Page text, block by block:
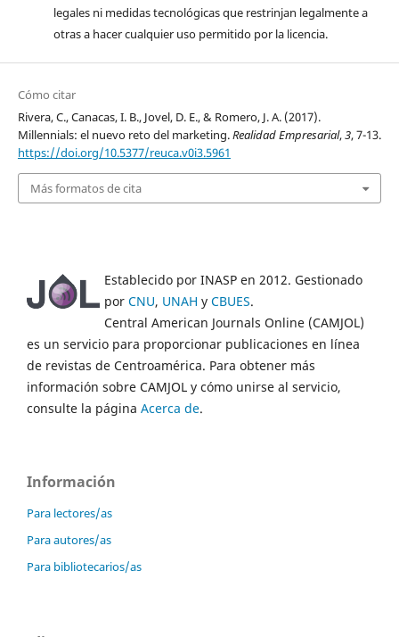
legales ni medidas tecnológicas que restrinjan legalmente a
otras a hacer cualquier uso permitido por la licencia.
Cómo citar
Rivera, C., Canacas, I. B., Jovel, D. E., & Romero, J. A. (2017).
Millennials: el nuevo reto del marketing.Realidad Empresarial,3, 7-13.
https://doi.org/10.5377/reuca.v0i3.5961
Más formatos de cita
Establecido por INASP en 2012. Gestionado
por CNU, UNAH y CBUES.
Central American Journals Online (CAMJOL)
es un servicio para proporcionar publicaciones en línea
de revistas de Centroamérica. Para obtener más
información sobre CAMJOL y cómo unirse al servicio,
consulte la página Acerca de.
Información
Para lectores/as
Para autores/as
Para bibliotecarios/as